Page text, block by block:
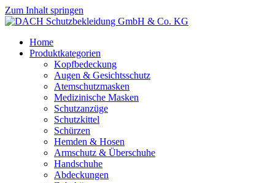
Zum Inhalt springen
Home
Produktkategorien
Kopfbedeckung
Augen & Gesichtsschutz
Atemschutzmasken
Medizinische Masken
Schutzanzüge
Schutzkittel
Schürzen
Hemden & Hosen
Armschutz & Überschuhe
Handschuhe
Abdeckungen